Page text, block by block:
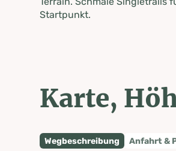
Startpunkt.
Karte,
Wegbeschreibung Anfahrt &